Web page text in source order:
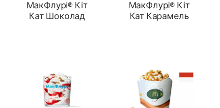
МакФлурі® Кіт
Кат Шоколад
МакФлурі® Кіт
Кат Карамель